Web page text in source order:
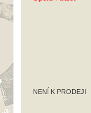
NENÍ K PRODEJI